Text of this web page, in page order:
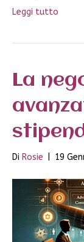
Leggi tutto
La
Di Rosie 19